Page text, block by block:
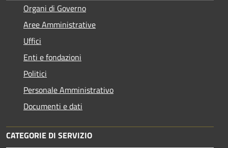
Organi di Governo
Aree Amministrative
Uffici
Enti e fondazioni
Politici
Personale Amministrativo
Documenti e dati
CATEGORIE DI SERVIZIO